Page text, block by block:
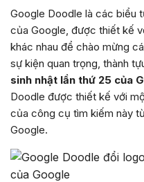
Google Doodle là các biểu
của Google, được thiết kế
khác nhau để chào mừng
sự kiện quan trọng, thành
sinh nhật lần thứ 25 của
Doodle được thiết kế với
của công cụ tìm kiếm này
Google.